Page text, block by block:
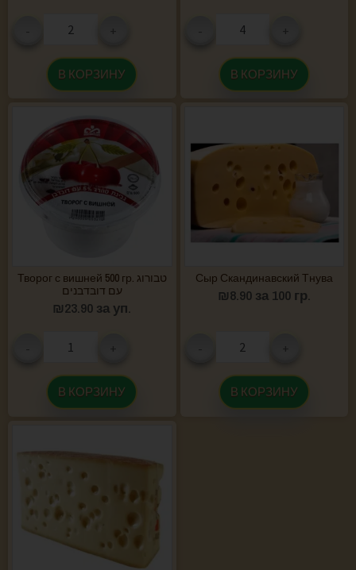
В КОРЗИНУ В КОРЗИНУ
Творог с вишней 500 гр. טבורוג
עם דובדבנים
₪23.90 за уп.
В КОРЗИНУ
Сыр Скандинавский Тнува
₪8.90 за 100 гр.
В КОРЗИНУ